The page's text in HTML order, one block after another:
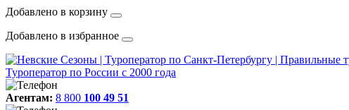
Добавлено в корзину
Добавлено в избранное
Туроператор по России с 2000 года
Агентам: 8 800 100 49 51